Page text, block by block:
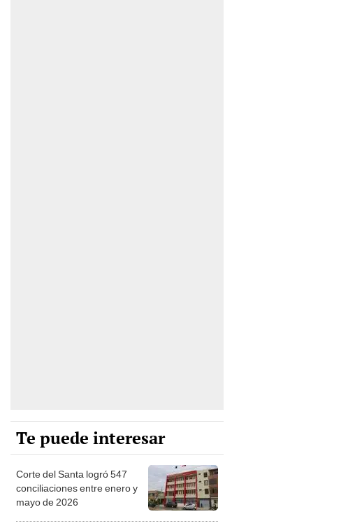
Te puede interesar
Corte del Santa logró 547
conciliaciones entre enero y
mayo de 2026